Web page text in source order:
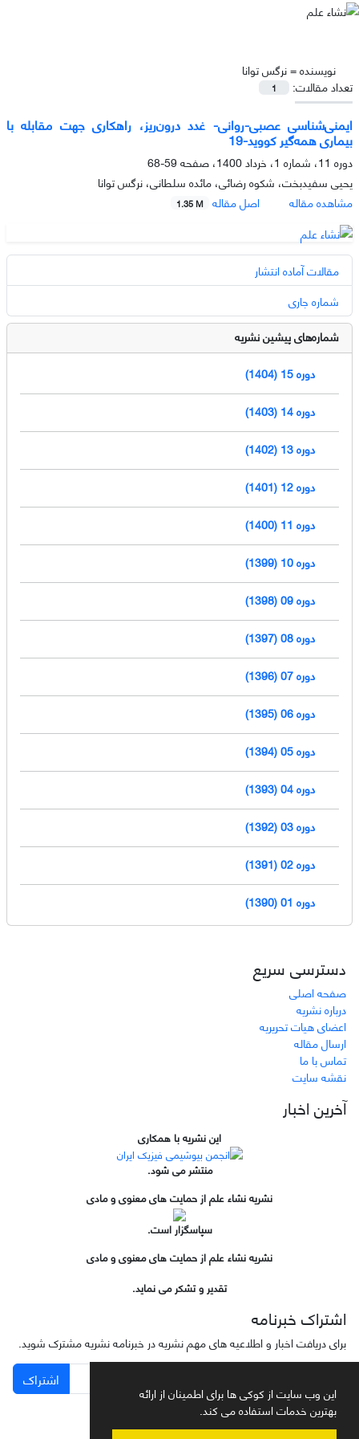
این وب سایت از کوکی ها برای اطمینان از ارائه
بهترین خدمات استفاده می کند.
نویسنده =نرگس توانا
تعداد مقالات:
1
ایمنی‌شناسی عصبی-روانی- غدد درون‌ریز، راهکاری جهت مقابله با
بیماری همه‌گیر کووید-19
دوره 11، شماره 1، خرداد 1400، صفحه
59-68
یحیی سفیدبخت، شکوه رضائی، مائده سلطانی، نرگس توانا
مشاهده مقاله
اصل مقاله 1.35 M
مقالات آماده انتشار
شماره جاری
شماره‌های پیشین نشریه
دوره 15 (1404)
دوره 14 (1403)
دوره 13 (1402)
دوره 12 (1401)
دوره 11 (1400)
دوره 10 (1399)
دوره 09 (1398)
دوره 08 (1397)
دوره 07 (1396)
دوره 06 (1395)
دوره 05 (1394)
دوره 04 (1393)
دوره 03 (1392)
دوره 02 (1391)
دوره 01 (1390)
دسترسی سریع
صفحه اصلی
درباره نشریه
اعضای هیات تحریریه
ارسال مقاله
تماس با ما
نقشه سایت
آخرین اخبار
این نشریه با همکاری
منتشر می شود.
نشریه نشاء علم از حمایت های معنوی و مادی
سپاسگزار است.
نشریه نشاء علم از حمایت های معنوی و مادی
تقدیر و تشکر می نماید.
اشتراک خبرنامه
برای دریافت اخبار و اطلاعیه های مهم نشریه در خبرنامه نشریه مشترک شوید.
اشتراک